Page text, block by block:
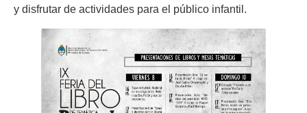
y disfrutar de actividades para el público infantil.